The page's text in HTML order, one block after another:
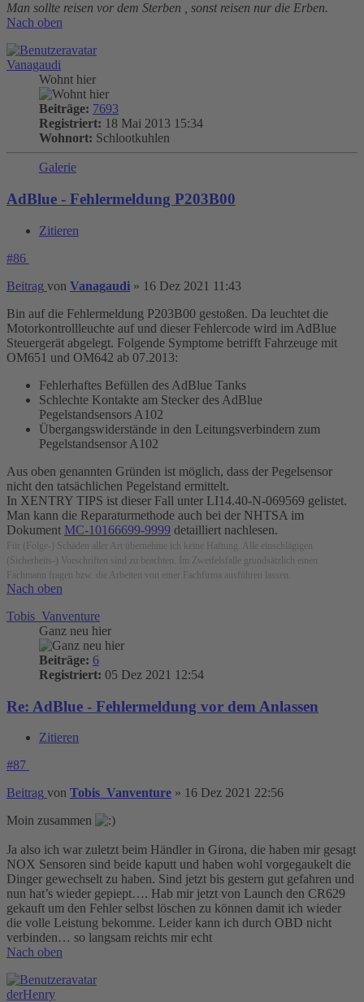
Man sollte reisen vor dem Sterben , sonst reisen nur die Erben.
Nach oben
Vanagaudi
Wohnt hier
Beiträge: 7693
Registriert: 18 Mai 2013 15:34
Wohnort: Schlootkuhlen
Galerie
AdBlue - Fehlermeldung P203B00
Zitieren
#86
Beitrag von Vanagaudi » 16 Dez 2021 11:43
Bin auf die Fehlermeldung P203B00 gestoßen. Da leuchtet die
Motorkontrollleuchte auf und dieser Fehlercode wird im AdBlue
Steuergerät abgelegt. Folgende Symptome betrifft Fahrzeuge mit
OM651 und OM642 ab 07.2013:
Fehlerhaftes Befüllen des AdBlue Tanks
Schlechte Kontakte am Stecker des AdBlue
Pegelstandsensors A102
Übergangswiderstände in den Leitungsverbindern zum
Pegelstandsensor A102
Aus oben genannten Gründen ist möglich, dass der Pegelsensor
nicht den tatsächlichen Pegelstand ermittelt.
In XENTRY TIPS ist dieser Fall unter LI14.40-N-069569 gelistet.
Man kann die Reparaturmethode auch bei der NHTSA im
Dokument MC-10166699-9999 detailliert nachlesen.
Für (Folge-) Schäden aller Art übernehme ich keine Haftung. Alle einschlägigen
(Sicherheits-) Vorschriften sind zu beachten. Im Zweifelsfalle grundsätzlich einen
Fachmann fragen bzw. die Arbeiten von einer Fachfirma ausführen lassen.
Nach oben
Tobis_Vanventure
Ganz neu hier
Beiträge: 6
Registriert: 05 Dez 2021 12:54
Re: AdBlue - Fehlermeldung vor dem Anlassen
Zitieren
#87
Beitrag von Tobis_Vanventure » 16 Dez 2021 22:56
Moin zusammen
Ja also ich war zuletzt beim Händler in Girona, die haben mir gesagt
NOX Sensoren sind beide kaputt und haben wohl vorgegaukelt die
Dinger gewechselt zu haben. Sind jetzt bis gestern gut gefahren und
nun hat’s wieder gepiept…. Hab mir jetzt von Launch den CR629
gekauft um den Fehler selbst löschen zu können damit ich wieder
die volle Leistung bekomme. Leider kann ich durch OBD nicht
verbinden… so langsam reichts mir echt
Nach oben
derHenry